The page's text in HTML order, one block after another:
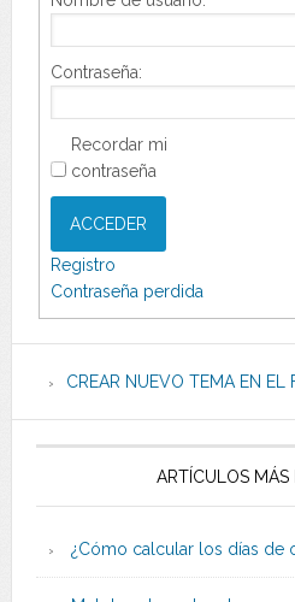
Contraseña:
Recordar mi
contraseña
ACCEDER
Registro
Contraseña perdida
CREAR NUEVO TEMA EN EL
ARTÍCULOS MÁS
¿Cómo calcular los días de